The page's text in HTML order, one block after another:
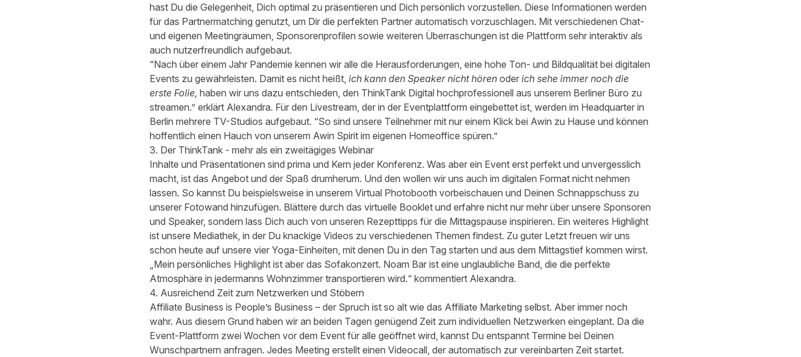
hast Du die Gelegenheit, Dich optimal zu präsentieren und Dich persönlich vorzustellen. Diese Informationen werden
für das Partnermatching genutzt, um Dir die perfekten Partner automatisch vorzuschlagen. Mit verschiedenen Chat-
und eigenen Meetingräumen, Sponsorenprofilen sowie weiteren Überraschungen ist die Plattform sehr interaktiv als
auch nutzerfreundlich aufgebaut.
“Nach über einem Jahr Pandemie kennen wir alle die Herausforderungen, eine hohe Ton- und Bildqualität bei digitalen
Events zu gewährleisten. Damit es nicht heißt, ich kann den Speaker nicht hören oder ich sehe immer noch die
erste Folie, haben wir uns dazu entschieden, den ThinkTank Digital hochprofessionell aus unserem Berliner Büro zu
streamen.” erklärt Alexandra. Für den Livestream, der in der Eventplattform eingebettet ist, werden im Headquarter in
Berlin mehrere TV-Studios aufgebaut. “So sind unsere Teilnehmer mit nur einem Klick bei Awin zu Hause und können
hoffentlich einen Hauch von unserem Awin Spirit im eigenen Homeoffice spüren.”
3. Der ThinkTank - mehr als ein zweitägiges Webinar
Inhalte und Präsentationen sind prima und Kern jeder Konferenz. Was aber ein Event erst perfekt und unvergesslich
macht, ist das Angebot und der Spaß drumherum. Und den wollen wir uns auch im digitalen Format nicht nehmen
lassen. So kannst Du beispielsweise in unserem Virtual Photobooth vorbeischauen und Deinen Schnappschuss zu
unserer Fotowand hinzufügen. Blättere durch das virtuelle Booklet und erfahre nicht nur mehr über unsere Sponsoren
und Speaker, sondern lass Dich auch von unseren Rezepttipps für die Mittagspause inspirieren. Ein weiteres Highlight
ist unsere Mediathek, in der Du knackige Videos zu verschiedenen Themen findest. Zu guter Letzt freuen wir uns
schon heute auf unsere vier Yoga-Einheiten, mit denen Du in den Tag starten und aus dem Mittagstief kommen wirst.
„Mein persönliches Highlight ist aber das Sofakonzert. Noam Bar ist eine unglaubliche Band, die die perfekte
Atmosphäre in jedermanns Wohnzimmer transportieren wird.“ kommentiert Alexandra.
4. Ausreichend Zeit zum Netzwerken und Stöbern
Affiliate Business is People’s Business – der Spruch ist so alt wie das Affiliate Marketing selbst. Aber immer noch
wahr. Aus diesem Grund haben wir an beiden Tagen genügend Zeit zum individuellen Netzwerken eingeplant. Da die
Event-Plattform zwei Wochen vor dem Event für alle geöffnet wird, kannst Du entspannt Termine bei Deinen
Wunschpartnern anfragen. Jedes Meeting erstellt einen Videocall, der automatisch zur vereinbarten Zeit startet.